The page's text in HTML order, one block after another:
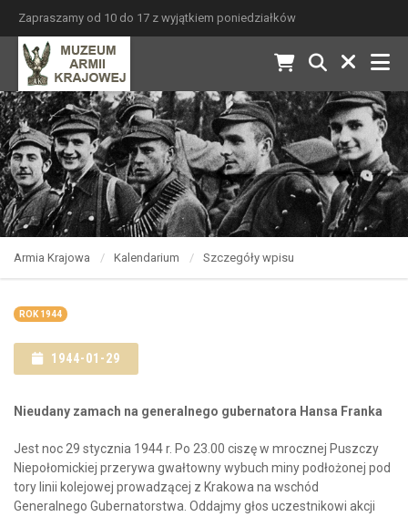
Zapraszamy od 10 do 17 z wyjątkiem poniedziałków
Armia Krajowa Kalendarium Szczegóły wpisu
ROK 1944
1944-01-29
Nieudany zamach na generalnego gubernatora Hansa Franka
Jest noc 29 stycznia 1944 r. Po 23.00 ciszę w mrocznej Puszczy
Niepołomickiej przerywa gwałtowny wybuch miny podłożonej pod
tory linii kolejowej prowadzącej z Krakowa na wschód
Generalnego Gubernatorstwa. Oddajmy głos uczestnikowi akcji